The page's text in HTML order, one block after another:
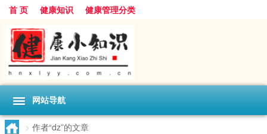
首 页 健康知识 健康管理分类
网站导航
> 作者“dz”的文章